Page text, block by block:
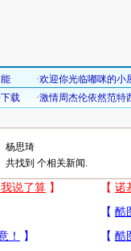
共找到 个相关新闻.